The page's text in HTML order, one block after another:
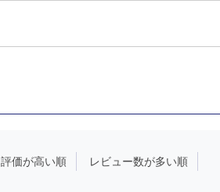
評価が高い順 レビュー数が多い順